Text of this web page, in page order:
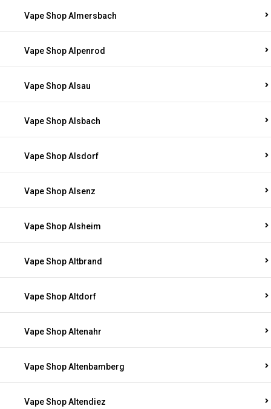
Vape Shop Almersbach
Vape Shop Alpenrod
Vape Shop Alsau
Vape Shop Alsbach
Vape Shop Alsdorf
Vape Shop Alsenz
Vape Shop Alsheim
Vape Shop Altbrand
Vape Shop Altdorf
Vape Shop Altenahr
Vape Shop Altenbamberg
Vape Shop Altendiez